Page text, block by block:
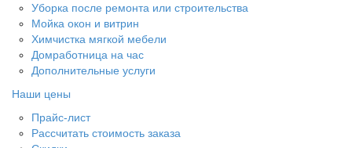
Уборка после ремонта или строительства
Мойка окон и витрин
Химчистка мягкой мебели
Домработница на час
Дополнительные услуги
Наши цены
Прайс-лист
Рассчитать стоимость заказа